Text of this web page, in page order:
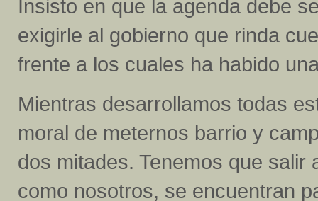
Insisto en que la agenda debe
exigirle al gobierno que rinda
frente a los cuales ha habido
Mientras desarrollamos todas
moral de meternos barrio y
dos mitades. Tenemos que
como nosotros, se encuentran